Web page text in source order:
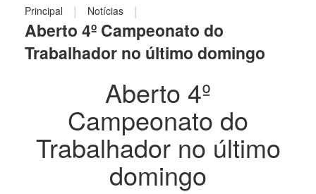
Principal | Notícias |
Aberto 4º Campeonato do
Trabalhador no último domingo
Aberto 4º
Campeonato do
Trabalhador no último
domingo